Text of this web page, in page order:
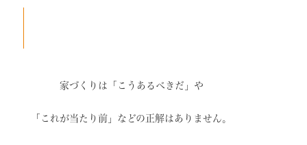
家づくりは「こうあるべきだ」や
「これが当たり前」などの正解はありません。